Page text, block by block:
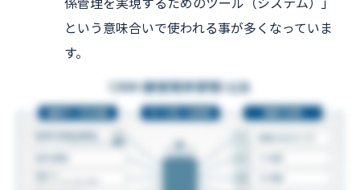
という意味合いで使われる事が多くなっていま
す。